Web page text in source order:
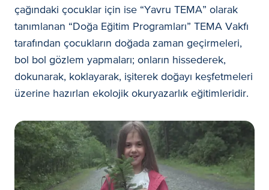
çağındaki çocuklar için ise “Yavru TEMA” olarak
tanımlanan “Doğa Eğitim Programları” TEMA Vakfı
tarafından çocukların doğada zaman geçirmeleri,
bol bol gözlem yapmaları; onların hissederek,
dokunarak, koklayarak, işiterek doğayı keşfetmeleri
üzerine hazırlan ekolojik okuryazarlık eğitimleridir.